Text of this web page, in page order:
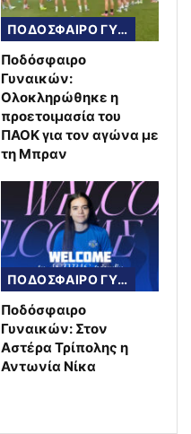
ΠΟΔΟΣΦΑΙΡΟ ΓΥΝΑΙΚΩΝ
Ποδόσφαιρο
Γυναικών:
Ολοκληρώθηκε η
προετοιμασία του
ΠΑΟΚ για τον αγώνα με
τη Μπραν
ΠΟΔΟΣΦΑΙΡΟ ΓΥΝΑΙΚΩΝ
Ποδόσφαιρο
Γυναικών: Στον
Αστέρα Τρίπολης η
Αντωνία Νίκα